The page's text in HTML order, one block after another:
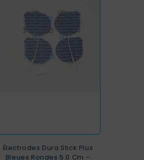
Électrodes Dura Stick Plus
Bleues Rondes 5.0 Cm –